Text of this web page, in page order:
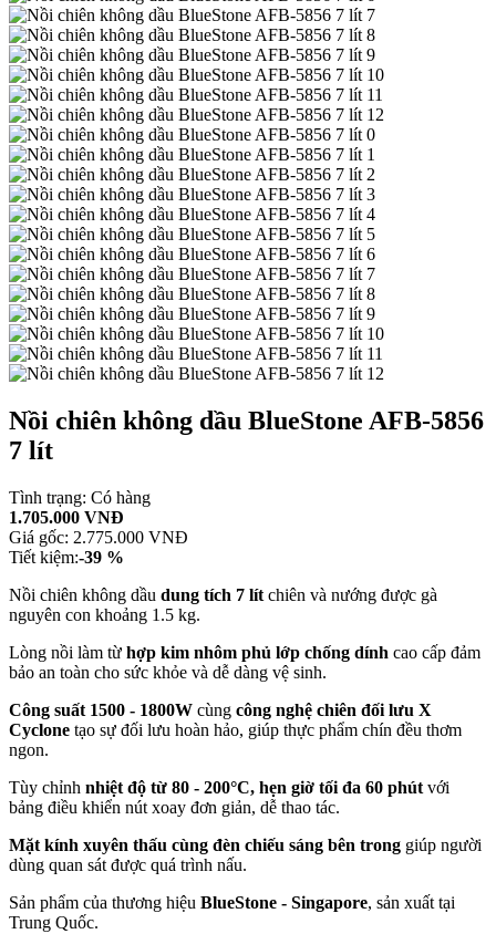
Nồi chiên không dầu BlueStone AFB-5856
7 lít
Tình trạng: Có hàng
1.705.000 VNĐ
Giá gốc: 2.775.000 VNĐ
Tiết kiệm:-39 %
Nồi chiên không dầu dung tích 7 lít chiên và nướng được gà
nguyên con khoảng 1.5 kg.
Lòng nồi làm từ hợp kim nhôm phủ lớp chống dính cao cấp đảm
bảo an toàn cho sức khỏe và dễ dàng vệ sinh.
Công suất 1500 - 1800W cùng công nghệ chiên đối lưu X
Cyclone tạo sự đối lưu hoàn hảo, giúp thực phẩm chín đều thơm
ngon.
Tùy chỉnh nhiệt độ từ 80 - 200°C, hẹn giờ tối đa 60 phút với
bảng điều khiển nút xoay đơn giản, dễ thao tác.
Mặt kính xuyên thấu cùng đèn chiếu sáng bên trong giúp người
dùng quan sát được quá trình nấu.
Sản phẩm của thương hiệu BlueStone - Singapore, sản xuất tại
Trung Quốc.